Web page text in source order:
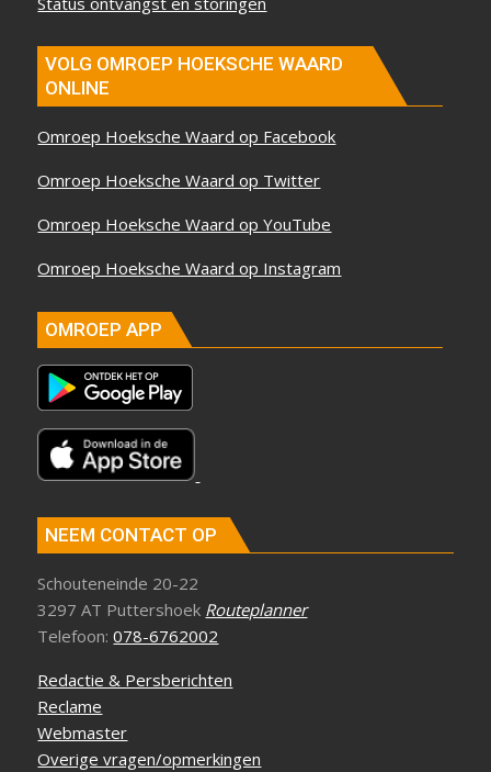
VOLG OMROEP HOEKSCHE WAARD
ONLINE
Omroep Hoeksche Waard op Facebook
Omroep Hoeksche Waard op Twitter
Omroep Hoeksche Waard op YouTube
Omroep Hoeksche Waard op Instagram
OMROEP APP
NEEM CONTACT OP
Schouteneinde 20-22
3297 AT Puttershoek Routeplanner
Telefoon:078-6762002
Redactie & Persberichten
Reclame
Webmaster
Overige vragen/opmerkingen